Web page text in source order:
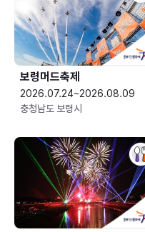
보령머드축제
2026.07.24~2026.08.09
충청남도 보령시